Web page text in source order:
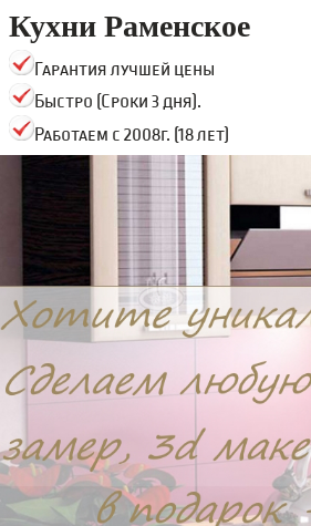
Кухни Раменское
Гарантия лучшей цены
Быстро (Сроки 3 дня).
Работаем с 2008г. (18 лет)